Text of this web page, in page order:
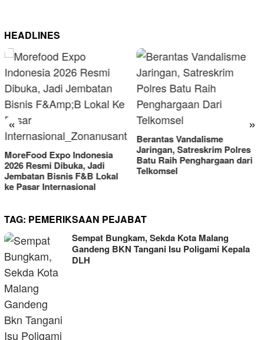
HEADLINES
« »
Berantas Vandalisme
Jaringan, Satreskrim Polres
Batu Raih Penghargaan dari
Telkomsel
RM OG Alami Kenaikan
Omset di Porprov IX Jatim
2025
TAG: PEMERIKSAAN PEJABAT
Sempat Bungkam, Sekda Kota Malang
Gandeng BKN Tangani Isu Poligami Kepala
DLH